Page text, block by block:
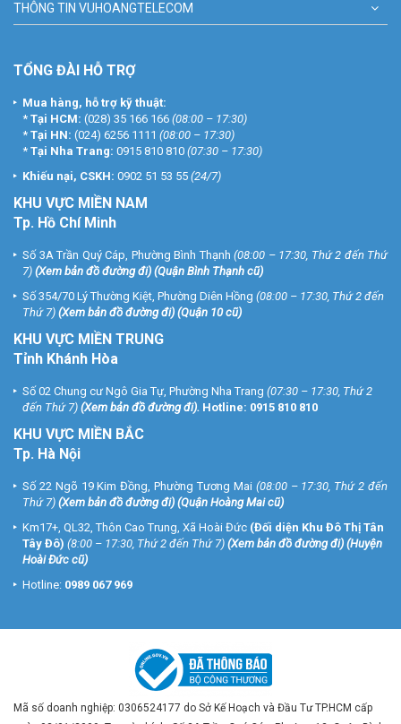
THÔNG TIN VUHOANGTELECOM
TỔNG ĐÀI HỖ TRỢ
Mua hàng, hỗ trợ kỹ thuật:
* Tại HCM: (028) 35 166 166 (08:00 – 17:30)
* Tại HN: (024) 6256 1111 (08:00 – 17:30)
* Tại Nha Trang: 0915 810 810 (07:30 – 17:30)
Khiếu nại, CSKH: 0902 51 53 55 (24/7)
KHU VỰC MIỀN NAM
Tp. Hồ Chí Minh
Số 3A Trần Quý Cáp, Phường Bình Thạnh (08:00 – 17:30, Thứ 2 đến Thứ
7) (Xem bản đồ đường đi) (Quận Bình Thạnh cũ)
Số 354/70 Lý Thường Kiệt, Phường Diên Hồng (08:00 – 17:30, Thứ 2 đến
Thứ 7) (Xem bản đồ đường đi) (Quận 10 cũ)
KHU VỰC MIỀN TRUNG
Tỉnh Khánh Hòa
Số 02 Chung cư Ngô Gia Tự, Phường Nha Trang (07:30 – 17:30, Thứ 2
đến Thứ 7) (Xem bản đồ đường đi). Hotline: 0915 810 810
KHU VỰC MIỀN BẮC
Tp. Hà Nội
Số 22 Ngõ 19 Kim Đồng, Phường Tương Mai (08:00 – 17:30, Thứ 2 đến
Thứ 7) (Xem bản đồ đường đi) (Quận Hoàng Mai cũ)
Km17+, QL32, Thôn Cao Trung, Xã Hoài Đức (Đối diện Khu Đô Thị Tân
Tây Đô) (8:00 – 17:30, Thứ 2 đến Thứ 7) (Xem bản đồ đường đi) (Huyện
Hoài Đức cũ)
Hotline: 0989 067 969
Mã số doanh nghiệp: 0306524177 do Sở Kế Hoạch và Đầu Tư TP.HCM cấp